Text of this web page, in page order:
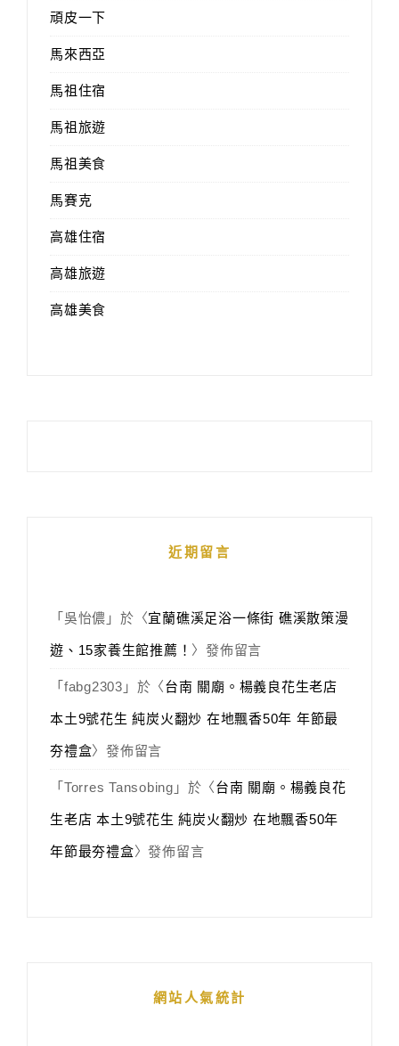
頑皮一下
馬來西亞
馬祖住宿
馬祖旅遊
馬祖美食
馬賽克
高雄住宿
高雄旅遊
高雄美食
近期留言
「 吳怡儂 」於〈宜蘭礁溪足浴一條街 礁溪散策漫
遊、15家養生館推薦！ 〉發佈留言
「 fabg2303 」於〈台南 關廟。楊義良花生老店
本土9號花生 純炭火翻炒 在地飄香50年 年節最
夯禮盒〉發佈留言
「 Torres Tansobing 」於〈台南 關廟。楊義良花
生老店 本土9號花生 純炭火翻炒 在地飄香50年
年節最夯禮盒〉發佈留言
網站人氣統計